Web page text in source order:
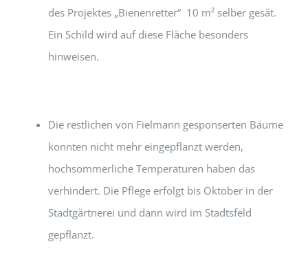
des Projektes „Bienenretter“ 10 m² selber gesät.
Ein Schild wird auf diese Fläche besonders
hinweisen.
Die restlichen von Fielmann gesponserten Bäume
konnten nicht mehr eingepflanzt werden,
hochsommerliche Temperaturen haben das
verhindert. Die Pflege erfolgt bis Oktober in der
Stadtgärtnerei und dann wird im Stadtsfeld
gepflanzt.